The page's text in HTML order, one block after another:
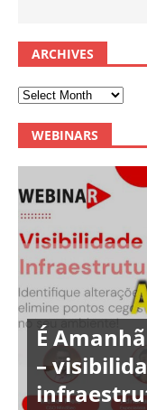
ARCHIVES
WEBINARS
É
–